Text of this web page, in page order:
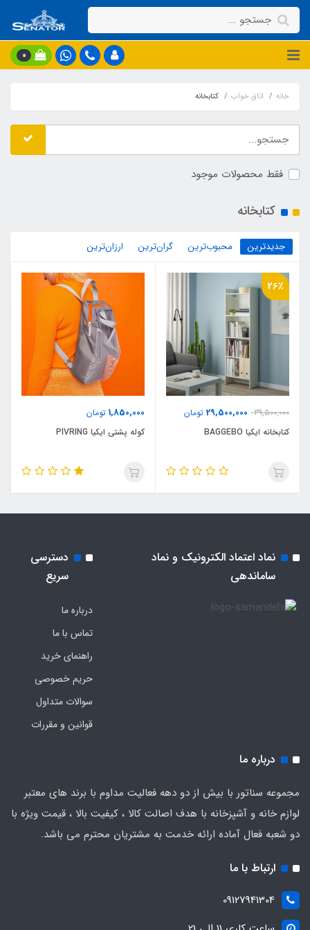
0
خانه اتاق خواب کتابخانه
فقط محصولات موجود
کتابخانه
جدیدترین محبوب‌ترین گران‌ترین ارزان‌ترین
26٪
39,500,000
29,500,000 تومان
کتابخانه ایکیا BAGGEBO
1,850,000 تومان
کوله پشتی ایکیا PIVRING
نماد اعتماد الکترونیک و نماد
ساماندهی
دسترسی
سریع
درباره ما
تماس با ما
راهنمای خرید
حریم خصوصی
سوالات متداول
قوانین و مقررات
درباره ما
مجموعه سناتور با بیش از دو دهه فعالیت مداوم با برند های معتبر
لوازم خانه و آشپزخانه با هدف اصالت کالا ، کیفیت بالا ، قیمت ویژه با
دو شعبه فعال آماده ارائه خدمت به مشتریان محترم می باشد.
ارتباط با ما
09127941304